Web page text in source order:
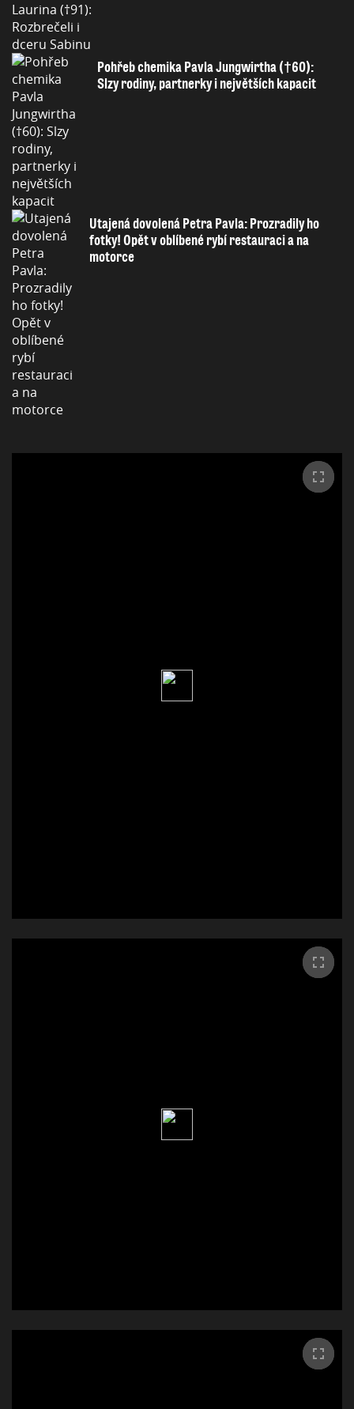
Pohřeb chemika Pavla Jungwirtha (†60):
Slzy rodiny, partnerky i největších kapacit
Utajená dovolená Petra Pavla: Prozradily ho
fotky! Opět v oblíbené rybí restauraci a na
motorce